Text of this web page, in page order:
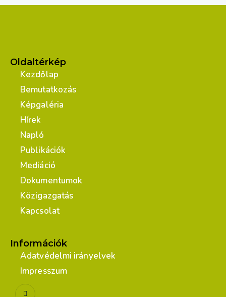
Oldaltérkép
Kezdőlap
Bemutatkozás
Képgaléria
Hírek
Napló
Publikációk
Mediáció
Dokumentumok
Közigazgatás
Kapcsolat
Információk
Adatvédelmi irányelvek
Impresszum